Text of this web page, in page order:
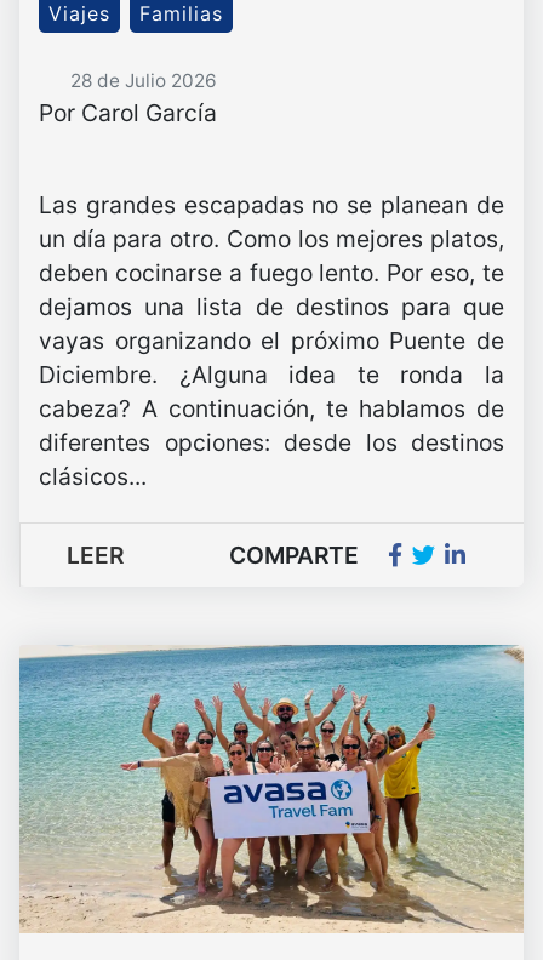
Viajes Familias
28 de Julio 2026
Por Carol García
Las grandes escapadas no se planean de
un día para otro. Como los mejores platos,
deben cocinarse a fuego lento. Por eso, te
dejamos una lista de destinos para que
vayas organizando el próximo Puente de
Diciembre. ¿Alguna idea te ronda la
cabeza? A continuación, te hablamos de
diferentes opciones: desde los destinos
clásicos...
LEER COMPARTE